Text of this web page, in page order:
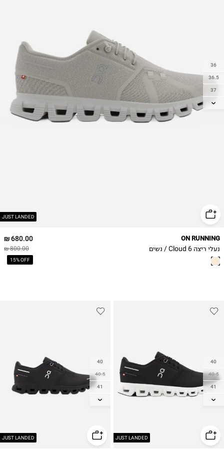
JUST LANDED
36
36.5
37
37.5
43
680.00 ₪
800.00 ₪
15% OFF
ON RUNNING
נעלי ריצה Cloud 6 / נשים
JUST LANDED
40
40.5
41
42
44
JUST LANDED
40
40.5
41
42
44